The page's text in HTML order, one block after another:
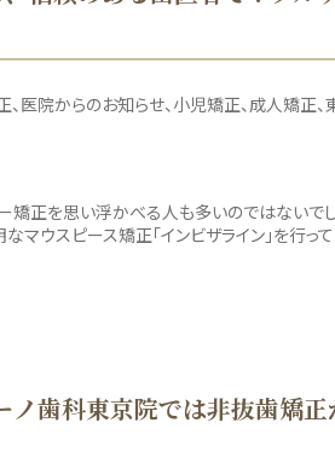
医院からのお知らせ 小児矯正 成人矯正
矯正を思い浮かべる人も多いのではないで
マウスピース矯正「インビザライン」を行っ
歯科東京院では非抜歯矯